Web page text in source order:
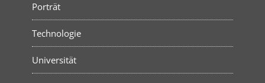
Porträt
Technologie
Universität